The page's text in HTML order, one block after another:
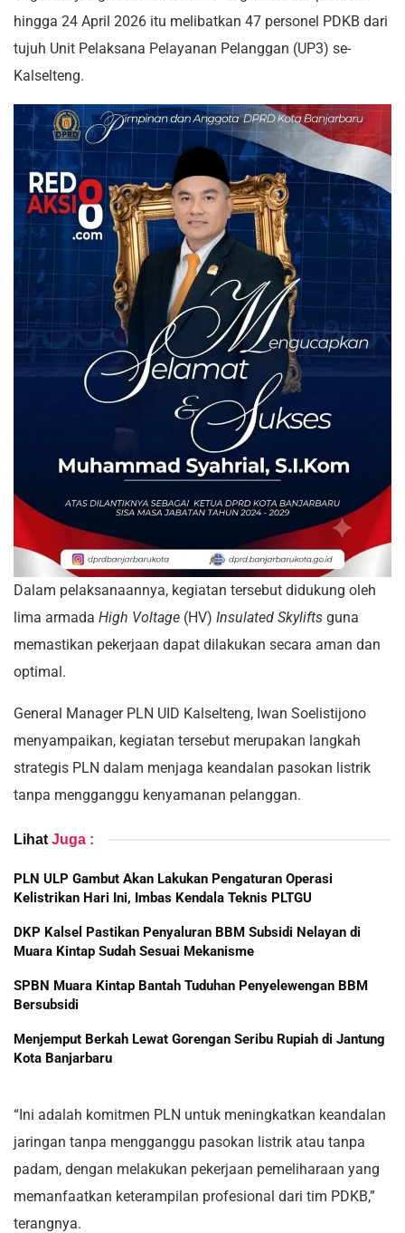
hingga 24 April 2026 itu melibatkan 47 personel PDKB dari
tujuh Unit Pelaksana Pelayanan Pelanggan (UP3) se-
Kalselteng.
Dalam pelaksanaannya, kegiatan tersebut didukung oleh
lima armada High Voltage (HV) Insulated Skylifts guna
memastikan pekerjaan dapat dilakukan secara aman dan
optimal.
General Manager PLN UID Kalselteng, Iwan Soelistijono
menyampaikan, kegiatan tersebut merupakan langkah
strategis PLN dalam menjaga keandalan pasokan listrik
tanpa mengganggu kenyamanan pelanggan.
Lihat Juga :
PLN ULP Gambut Akan Lakukan Pengaturan Operasi
Kelistrikan Hari Ini, Imbas Kendala Teknis PLTGU
DKP Kalsel Pastikan Penyaluran BBM Subsidi Nelayan di
Muara Kintap Sudah Sesuai Mekanisme
SPBN Muara Kintap Bantah Tuduhan Penyelewengan BBM
Bersubsidi
Menjemput Berkah Lewat Gorengan Seribu Rupiah di Jantung
Kota Banjarbaru
“Ini adalah komitmen PLN untuk meningkatkan keandalan
jaringan tanpa mengganggu pasokan listrik atau tanpa
padam, dengan melakukan pekerjaan pemeliharaan yang
memanfaatkan keterampilan profesional dari tim PDKB,”
terangnya.